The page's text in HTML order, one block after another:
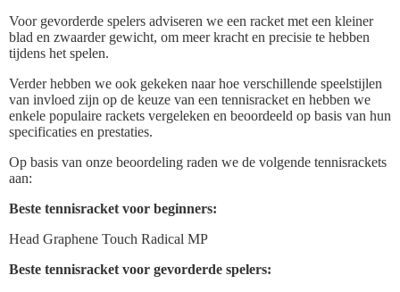
Voor gevorderde spelers adviseren we een racket met een kleiner
blad en zwaarder gewicht, om meer kracht en precisie te hebben
tijdens het spelen.
Verder hebben we ook gekeken naar hoe verschillende speelstijlen
van invloed zijn op de keuze van een tennisracket en hebben we
enkele populaire rackets vergeleken en beoordeeld op basis van hun
specificaties en prestaties.
Op basis van onze beoordeling raden we de volgende tennisrackets
aan:
Beste tennisracket voor beginners:
Head Graphene Touch Radical MP
Beste tennisracket voor gevorderde spelers: